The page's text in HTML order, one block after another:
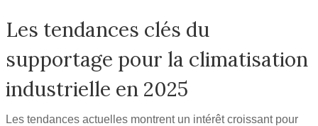
Les tendances clés du
supportage pour la climatisation
industrielle en 2025
Les tendances actuelles montrent un intérêt croissant pour